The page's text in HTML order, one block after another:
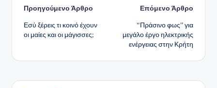
Πλοήγηση
δημοσιεύσεων
Προηγούμενο Άρθρο
Εσύ ξέρεις τι κοινό έχουν
οι μαίες και οι μάγισσες;
Επόμενο Άρθρο
“Πράσινο φως” για
μεγάλο έργο ηλεκτρικής
ενέργειας στην Κρήτη